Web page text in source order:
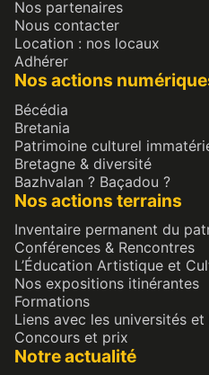
Nos partenaires
Nous contacter
Location : nos locaux
Adhérer
Nos actions
Bécédia
Bretania
Patrimoine culturel
Bretagne & diversité
Bazhvalan ? Baçadou ?
Nos actions terrains
Inventaire permanent du
Conférences & Rencontres
L’Éducation Artistique et
Nos expositions itinérantes
Formations
Liens avec les universités
Concours et prix
Notre actualité